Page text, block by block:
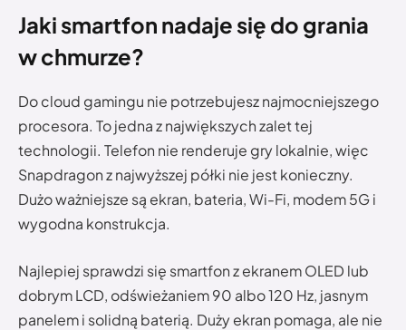
Jaki smartfon nadaje się do grania
w chmurze?
Do cloud gamingu nie potrzebujesz najmocniejszego
procesora. To jedna z największych zalet tej
technologii. Telefon nie renderuje gry lokalnie, więc
Snapdragon z najwyższej półki nie jest konieczny.
Dużo ważniejsze są ekran, bateria, Wi-Fi, modem 5G i
wygodna konstrukcja.
Najlepiej sprawdzi się smartfon z ekranem OLED lub
dobrym LCD, odświeżaniem 90 albo 120 Hz, jasnym
panelem i solidną baterią. Duży ekran pomaga, ale nie